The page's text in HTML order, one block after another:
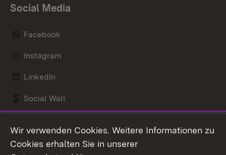
Social Media
Facebook
Instagram
LinkedIn
Social Wall
Wir verwenden Cookies. Weitere Informationen zu
Cookies erhalten Sie in unserer